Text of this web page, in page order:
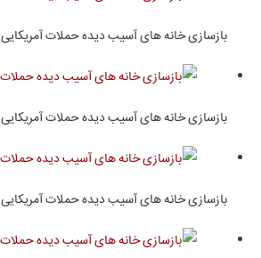
بازسازی خانه های آسیب دیده حملات آمریکایی
بازسازی خانه های آسیب دیده حملات آمریکایی
بازسازی خانه های آسیب دیده حملات آمریکایی